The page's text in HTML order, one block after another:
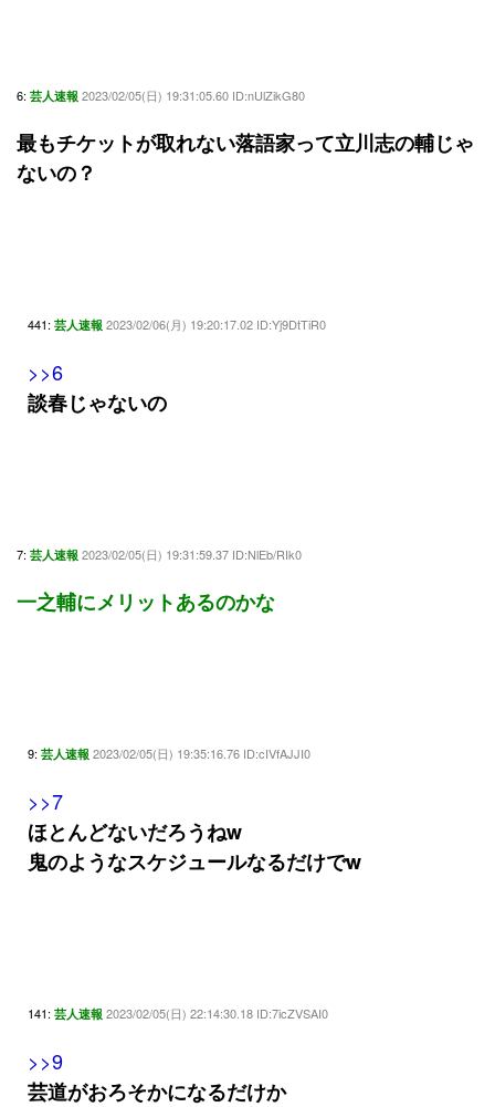
6: 芸人速報 2023/02/05(日) 19:31:05.60 ID:nUlZikG80
最もチケットが取れない落語家って立川志の輔じゃ
ないの？
441: 芸人速報 2023/02/06(月) 19:20:17.02 ID:Yj9DtTiR0
>>6
談春じゃないの
7: 芸人速報 2023/02/05(日) 19:31:59.37 ID:NlEb/RIk0
一之輔にメリットあるのかな
9: 芸人速報 2023/02/05(日) 19:35:16.76 ID:cIVfAJJI0
>>7
ほとんどないだろうねw
鬼のようなスケジュールなるだけでw
141: 芸人速報 2023/02/05(日) 22:14:30.18 ID:7icZVSAI0
>>9
芸道がおろそかになるだけか